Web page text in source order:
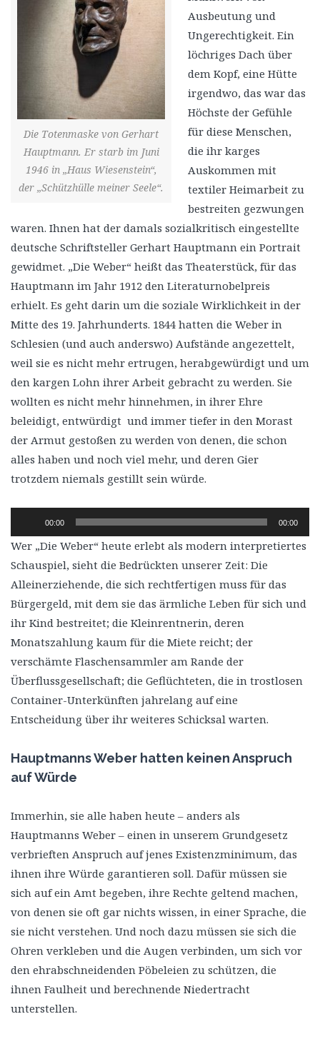
Die Totenmaske von Gerhart
Hauptmann. Er starb im Juni
1946 in „Haus Wiesenstein“,
der „Schützhülle meiner Seele“.
Ausbeutung und
Ungerechtigkeit. Ein
löchriges Dach über
dem Kopf, eine Hütte
irgendwo, das war das
Höchste der Gefühle
für diese Menschen,
die ihr karges
Auskommen mit
textiler Heimarbeit zu
bestreiten gezwungen
waren. Ihnen hat der damals sozialkritisch eingestellte
deutsche Schriftsteller Gerhart Hauptmann ein Portrait
gewidmet. „Die Weber“ heißt das Theaterstück, für das
Hauptmann im Jahr 1912 den Literaturnobelpreis
erhielt. Es geht darin um die soziale Wirklichkeit in der
Mitte des 19. Jahrhunderts. 1844 hatten die Weber in
Schlesien (und auch anderswo) Aufstände angezettelt,
weil sie es nicht mehr ertrugen, herabgewürdigt und um
den kargen Lohn ihrer Arbeit gebracht zu werden. Sie
wollten es nicht mehr hinnehmen, in ihrer Ehre
beleidigt, entwürdigt und immer tiefer in den Morast
der Armut gestoßen zu werden von denen, die schon
alles haben und noch viel mehr, und deren Gier
trotzdem niemals gestillt sein würde.
Player
00:00 00:00
Wer „Die Weber“ heute erlebt als modern interpretiertes
Schauspiel, sieht die Bedrückten unserer Zeit: Die
Alleinerziehende, die sich rechtfertigen muss für das
Bürgergeld, mit dem sie das ärmliche Leben für sich und
ihr Kind bestreitet; die Kleinrentnerin, deren
Monatszahlung kaum für die Miete reicht; der
verschämte Flaschensammler am Rande der
Überflussgesellschaft; die Geflüchteten, die in trostlosen
Container-Unterkünften jahrelang auf eine
Entscheidung über ihr weiteres Schicksal warten.
Hauptmanns Weber hatten keinen Anspruch
auf Würde
Immerhin, sie alle haben heute – anders als
Hauptmanns Weber – einen in unserem Grundgesetz
verbrieften Anspruch auf jenes Existenzminimum, das
ihnen ihre Würde garantieren soll. Dafür müssen sie
sich auf ein Amt begeben, ihre Rechte geltend machen,
von denen sie oft gar nichts wissen, in einer Sprache, die
sie nicht verstehen. Und noch dazu müssen sie sich die
Ohren verkleben und die Augen verbinden, um sich vor
den ehrabschneidenden Pöbeleien zu schützen, die
ihnen Faulheit und berechnende Niedertracht
unterstellen.